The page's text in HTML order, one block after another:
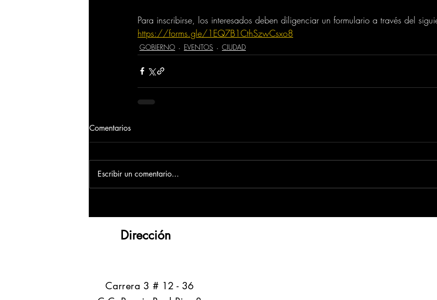
Para inscribirse, los interesados deben diligenciar un formulario a través del
https://forms.gle/1EQ7B1CthSzwCsxo8
GOBIERNO EVENTOS CIUDAD
Comentarios
Escribir un comentario...
Dirección
​Carrera 3 # 12 - 36